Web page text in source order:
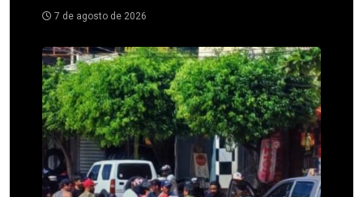
7 de agosto de 2026